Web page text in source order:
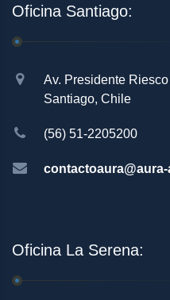
Oficina Santiago:
Av. Presidente
Santiago, Chile
(56) 51-2205200
Oficina La Serena: